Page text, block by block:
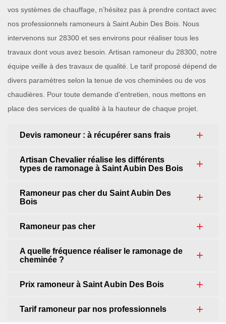
vos systèmes de chauffage, n’hésitez pas à prendre contact avec
nos professionnels ramoneurs à Saint Aubin Des Bois. Nous
intervenons sur 28300 et ses environs pour réaliser tous les
travaux dont vous avez besoin. Artisan ramoneur du 28300, notre
équipe veille à des travaux de qualité. Le tarif proposé dépend de
divers paramètres selon la tenue de vos cheminées ou de vos
chaudières. Pour toute demande d’entretien, nous mettons en
place des services de qualité à la hauteur de chaque projet.
Devis ramoneur : à récupérer sans frais
Artisan Chevalier réalise les différents
types de ramonage à Saint Aubin Des Bois
Ramoneur pas cher du Saint Aubin Des
Bois
Ramoneur pas cher
A quelle fréquence réaliser le ramonage de
cheminée ?
Prix ramoneur à Saint Aubin Des Bois
Tarif ramoneur par nos professionnels